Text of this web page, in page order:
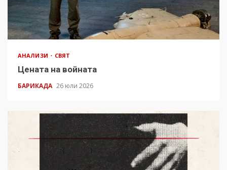
АНАЛИЗИ СВЯТ
Цената на войната
БАРИКАДА 26 юли 2026